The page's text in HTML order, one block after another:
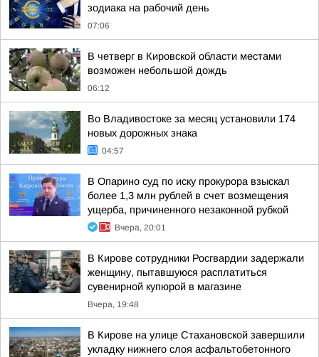
зодиака на рабочий день
07:06
В четверг в Кировской области местами
возможен небольшой дождь
06:12
Во Владивостоке за месяц установили 174
новых дорожных знака
04:57
В Опарино суд по иску прокурора взыскал
более 1,3 млн рублей в счет возмещения
ущерба, причиненного незаконной рубкой
Вчера, 20:01
В Кирове сотрудники Росгвардии задержали
женщину, пытавшуюся расплатиться
сувенирной купюрой в магазине
Вчера, 19:48
В Кирове на улице Стахановской завершили
укладку нижнего слоя асфальтобетонного